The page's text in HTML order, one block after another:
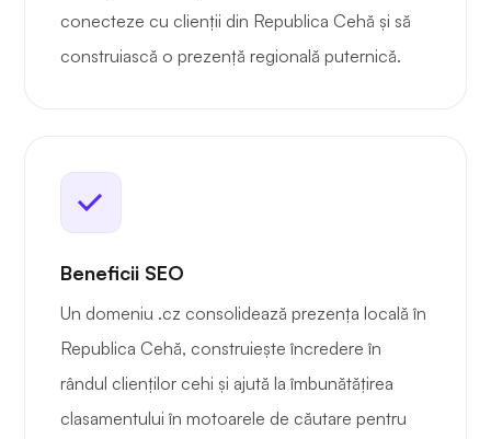
conecteze cu clienții din Republica Cehă și să
construiască o prezență regională puternică.
Beneficii SEO
Un domeniu .cz consolidează prezența locală în
Republica Cehă, construiește încredere în
rândul clienților cehi și ajută la îmbunătățirea
clasamentului în motoarele de căutare pentru